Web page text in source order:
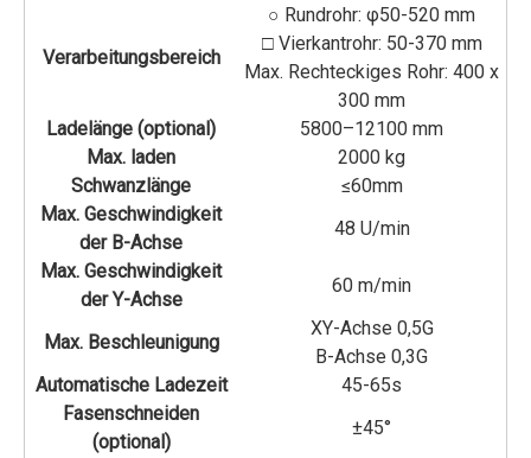
Verarbeitungsbereich
○ Rundrohr: φ50-520 mm
□ Vierkantrohr: 50-370 mm
Max. Rechteckiges Rohr: 400 x
300 mm
Ladelänge (optional)
5800–12100 mm
Max. laden
2000 kg
Schwanzlänge
≤60mm
Max. Geschwindigkeit
der B-Achse
48 U/min
Max. Geschwindigkeit
der Y-Achse
60 m/min
Max. Beschleunigung
XY-Achse 0,5G
B-Achse 0,3G
Automatische Ladezeit
45-65s
Fasenschneiden
(optional)
±45°